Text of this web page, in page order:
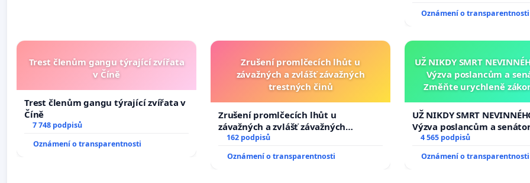
Oznámení o transparentnosti
Trest členům gangu týrající zvířata
v Číně
Trest členům gangu týrající zvířata v
Číně
7 748 podpisů
Oznámení o transparentnosti
Zrušení promlčecích lhůt u
závažných a zvlášť závažných
trestných činů
Zrušení promlčecích lhůt u
závažných a zvlášť závažných
trestných činů
162 podpisů
Oznámení o transparentnosti
UŽ NIKDY SMRT
Výzva poslancům a
Změňte urychleně
opakovat!
UŽ NIKDY SMRT
Výzva poslancům a
Změňte urychleně zákon,
opakovat!
4 565 podpisů
Oznámení o transparentnosti